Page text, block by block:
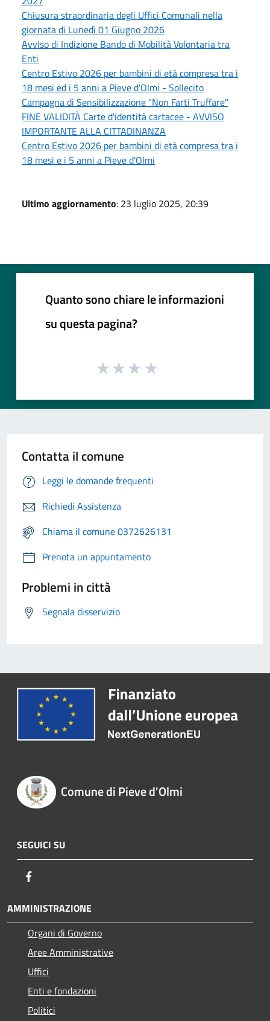
Chiusura straordinaria degli Uffici Comunali nella
giornata di Lunedì 01 Giugno 2026
Avviso di Indizione Bando di Mobilità Volontaria tra
Enti
Centro Estivo 2026 per bambini di età compresa tra i
18 mesi ed i 5 anni a Pieve d'Olmi - Sollecito
Campagna di Sensibilizzazione "Non Farti Truffare"
FINE VALIDITÀ Carte d'identità cartacee - AVVISO
IMPORTANTE ALLA CITTADINANZA
Centro Estivo 2026 per bambini di età compresa tra i
18 mesi e i 5 anni a Pieve d'Olmi
Ultimo aggiornamento: 23 luglio 2025, 20:39
Quanto sono chiare le informazioni
su questa pagina?
Contatta il comune
Leggi le domande frequenti
Richiedi Assistenza
Chiama il comune 0372626131
Prenota un appuntamento
Problemi in città
Segnala disservizio
Comune di Pieve d'Olmi
SEGUICI SU
AMMINISTRAZIONE
Organi di Governo
Aree Amministrative
Uffici
Enti e fondazioni
Politici